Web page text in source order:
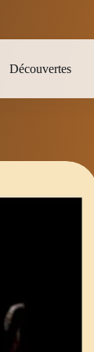
Découvertes